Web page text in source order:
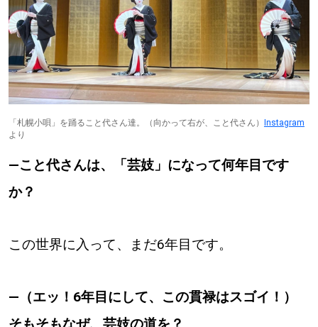
「札幌小唄」を踊ること代さん達。（向かって右が、こと代さん） Instagram
より
―こと代さんは、「芸妓」になって何年目です
か？
この世界に入って、まだ6年目です。
―（エッ！6年目にして、この貫禄はスゴイ！）
そもそもなぜ、芸妓の道を？